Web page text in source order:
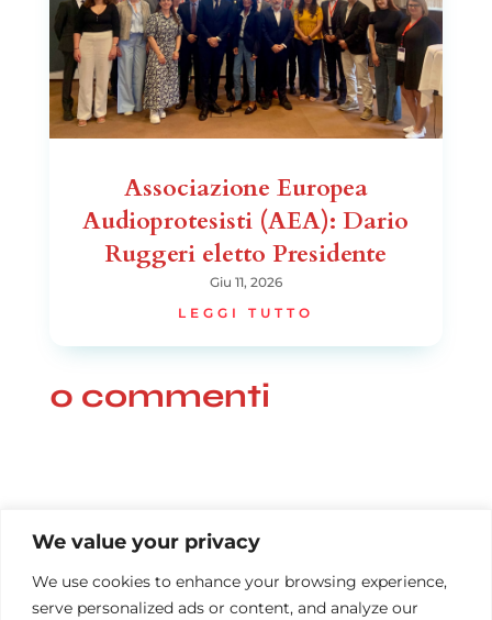
We value your privacy
We use cookies to enhance your browsing experience,
serve personalized ads or content, and analyze our
Associazione Europea
Audioprotesisti (AEA): Dario
Ruggeri eletto Presidente
Giu 11, 2026
LEGGI TUTTO
0 commenti